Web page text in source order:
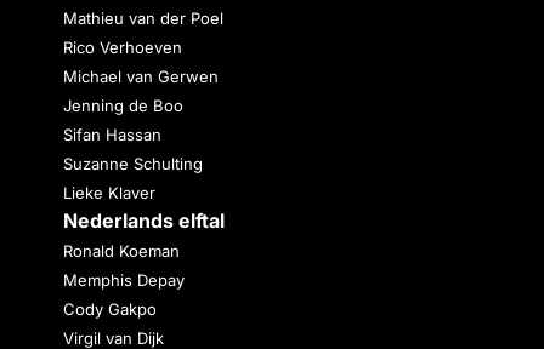
Mathieu van der Poel
Rico Verhoeven
Michael van Gerwen
Jenning de Boo
Sifan Hassan
Suzanne Schulting
Lieke Klaver
Nederlands elftal
Ronald Koeman
Memphis Depay
Cody Gakpo
Virgil van Dijk